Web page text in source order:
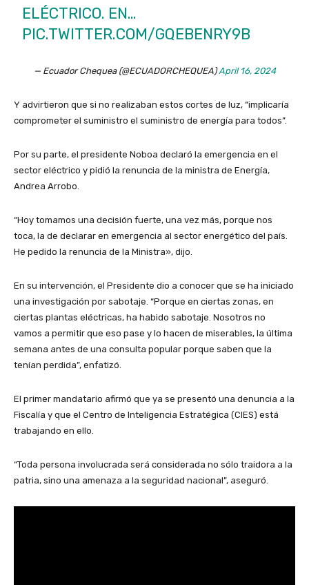
ELÉCTRICO. EN…
PIC.TWITTER.COM/GQEBENRY9B
— Ecuador Chequea (@ECUADORCHEQUEA)April 16, 2024
Y advirtieron que si no realizaban estos cortes de luz, “implicaría
comprometer el suministro el suministro de energía para todos”.
Por su parte, el presidente Noboa declaró la emergencia en el
sector eléctrico y pidió la renuncia de la ministra de Energía,
Andrea Arrobo.
“Hoy tomamos una decisión fuerte, una vez más, porque nos
toca, la de declarar en emergencia al sector energético del país.
He pedido la renuncia de la Ministra», dijo.
En su intervención, el Presidente dio a conocer que se ha iniciado
una investigación por sabotaje. “Porque en ciertas zonas, en
ciertas plantas eléctricas, ha habido sabotaje. Nosotros no
vamos a permitir que eso pase y lo hacen de miserables, la última
semana antes de una consulta popular porque saben que la
tenían perdida”, enfatizó.
El primer mandatario afirmó que ya se presentó una denuncia a la
Fiscalía y que el Centro de Inteligencia Estratégica (CIES) está
trabajando en ello.
“Toda persona involucrada será considerada no sólo traidora a la
patria, sino una amenaza a la seguridad nacional”, aseguró.